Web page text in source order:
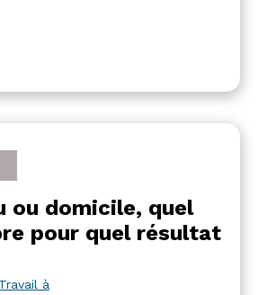
ou domicile, quel
pour quel résultat
Travail à